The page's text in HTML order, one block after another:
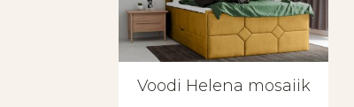
Voodi Helena mosaiik